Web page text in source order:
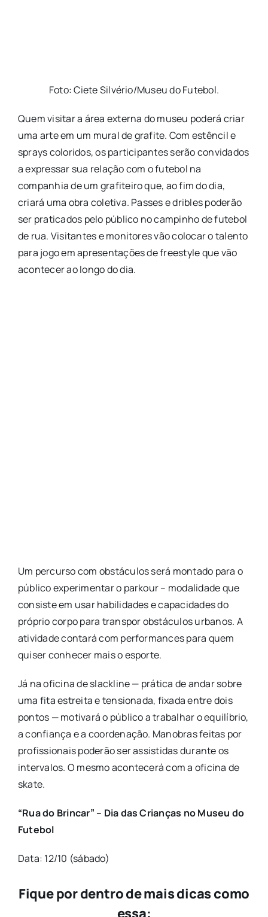
Foto: Ciete Silvério/Museu do Futebol.
Quem visitar a área externa do museu poderá criar
uma arte em um mural de grafite. Com estêncil e
sprays coloridos, os participantes serão convidados
a expressar sua relação com o futebol na
companhia de um grafiteiro que, ao fim do dia,
criará uma obra coletiva. Passes e dribles poderão
ser praticados pelo público no campinho de futebol
de rua. Visitantes e monitores vão colocar o talento
para jogo em apresentações de freestyle que vão
acontecer ao longo do dia.
Um percurso com obstáculos será montado para o
público experimentar o parkour – modalidade que
consiste em usar habilidades e capacidades do
próprio corpo para transpor obstáculos urbanos. A
atividade contará com performances para quem
quiser conhecer mais o esporte.
Já na oficina de slackline — prática de andar sobre
uma fita estreita e tensionada, fixada entre dois
pontos — motivará o público a trabalhar o equilíbrio,
a confiança e a coordenação. Manobras feitas por
profissionais poderão ser assistidas durante os
intervalos. O mesmo acontecerá com a oficina de
skate.
“Rua do Brincar” – Dia das Crianças no Museu do
Futebol
Data: 12/10 (sábado)
Fique por dentro de mais dicas como